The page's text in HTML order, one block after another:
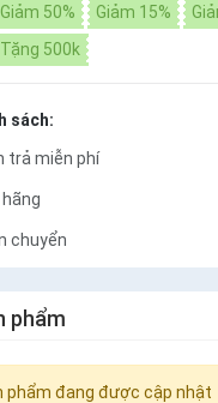
Giảm 50% Giảm 15%
Tặng 500k
sách:
trả miễn phí
chuyển
phẩm
phẩm đang được cập nhật